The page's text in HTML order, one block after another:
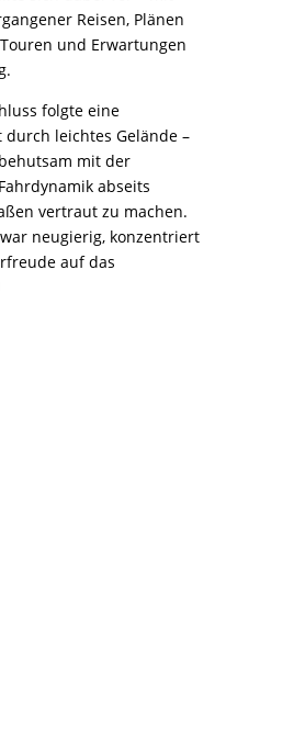
Reisen, Plänen
und Erwartungen
folgte eine
durch leichtes Gelände –
mit der
abseits
vertraut zu machen.
neugierig, konzentriert
auf das